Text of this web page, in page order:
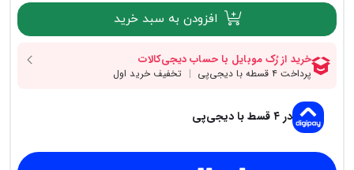
افزودن به سبد خرید
در ۴ قسط با دیجی‌پی